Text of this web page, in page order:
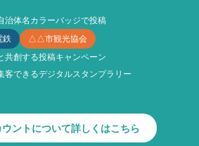
治体名カラーバッジで投稿
鉄
△△市観光協会
共創する投稿キャンペーン
客できるデジタルスタンプラリー
ントについて詳しくはこちら